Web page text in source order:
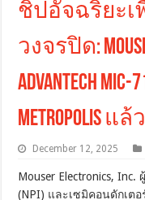
ชิปอัจฉริยะเ
วงจรปิด:
Advantech MIC-
Metropolis แ
December 12, 2025
Mouser Electronics,
(NPI) และเซมิคอนดักเต